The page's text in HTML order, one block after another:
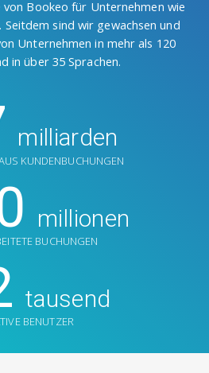
Bookeo für Unternehmen wie
Seitdem sind wir gewachsen und
Unternehmen in mehr als 120
in über 35 Sprachen.
milliarden
KUNDENBUCHUNGEN
millionen
BUCHUNGEN
tausend
BENUTZER